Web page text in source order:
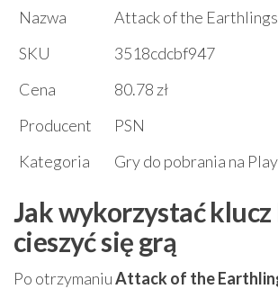
Nazwa
Attack of the Earthlings
SKU
3518cdcbf947
Cena
80.78 zł
Producent
PSN
Kategoria
Gry do pobrania na
Jak wykorzystać klucz
cieszyć się grą
Po otrzymaniuAttack of the